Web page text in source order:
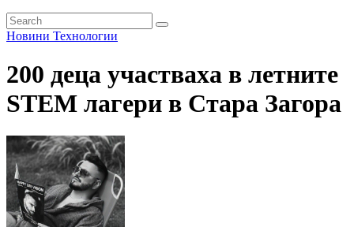
Новини Технологии
200 деца участваха в летните
STEM лагери в Стара Загора